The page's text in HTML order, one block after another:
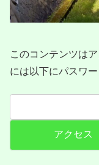
このコンテンツは
には以下にパスワ